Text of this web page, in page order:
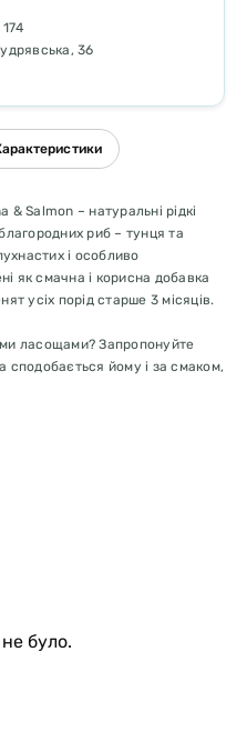
36
Salmon – натуральні рідкі
риб – тунця та
і особливо
як смачна і корисна добавка
усіх порід старше 3 місяців.
ласощами? Запропонуйте
сподобається йому і за смаком,
видавлюючи вміст
щоденного раціону або
їжі;
та збагачену
було.